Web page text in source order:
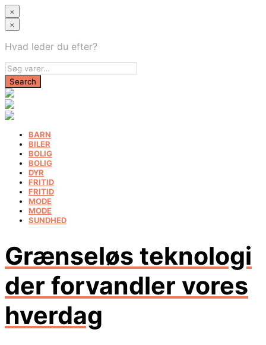
×
×
Hvad leder du efter?
BARN
BILER
BOLIG
BOLIG
DYR
FRITID
FRITID
MODE
MODE
SUNDHED
Grænseløs teknologi
der forvandler vores
hverdag